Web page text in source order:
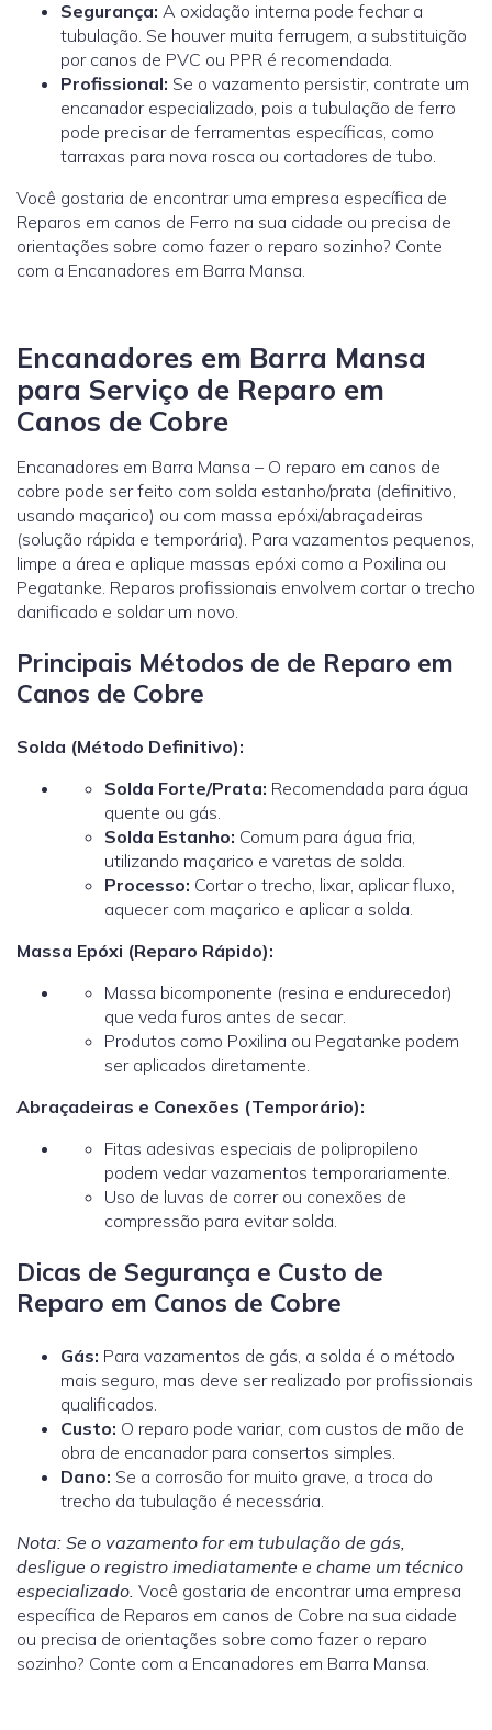
Segurança: A oxidação interna pode fechar a
tubulação. Se houver muita ferrugem, a substituição
por canos de PVC ou PPR é recomendada.
Profissional: Se o vazamento persistir, contrate um
encanador especializado, pois a tubulação de ferro
pode precisar de ferramentas específicas, como
tarraxas para nova rosca ou cortadores de tubo.
Você gostaria de encontrar uma empresa específica de
Reparos em canos de Ferro na sua cidade ou precisa de
orientações sobre como fazer o reparo sozinho? Conte
com a Encanadores em Barra Mansa.
Encanadores em Barra Mansa
para Serviço de Reparo em
Canos de Cobre
Encanadores em Barra Mansa – O reparo em canos de
cobre pode ser feito com solda estanho/prata (definitivo,
usando maçarico) ou com massa epóxi/abraçadeiras
(solução rápida e temporária). Para vazamentos pequenos,
limpe a área e aplique massas epóxi como a Poxilina ou
Pegatanke. Reparos profissionais envolvem cortar o trecho
danificado e soldar um novo.
Principais Métodos de de Reparo em
Canos de Cobre
Solda (Método Definitivo):
Solda Forte/Prata: Recomendada para água
quente ou gás.
Solda Estanho: Comum para água fria,
utilizando maçarico e varetas de solda.
Processo: Cortar o trecho, lixar, aplicar fluxo,
aquecer com maçarico e aplicar a solda.
Massa Epóxi (Reparo Rápido):
Massa bicomponente (resina e endurecedor)
que veda furos antes de secar.
Produtos como Poxilina ou Pegatanke podem
ser aplicados diretamente.
Abraçadeiras e Conexões (Temporário):
Fitas adesivas especiais de polipropileno
podem vedar vazamentos temporariamente.
Uso de luvas de correr ou conexões de
compressão para evitar solda.
Dicas de Segurança e Custo de
Reparo em Canos de Cobre
Gás: Para vazamentos de gás, a solda é o método
mais seguro, mas deve ser realizado por profissionais
qualificados.
Custo: O reparo pode variar, com custos de mão de
obra de encanadorpara consertos simples.
Dano: Se a corrosão for muito grave, a troca do
trecho da tubulação é necessária.
Nota: Se o vazamento for em tubulação de gás,
desligue o registro imediatamente e chame um técnico
especializado. Você gostaria de encontrar uma empresa
específica de Reparos em canos de Cobre na sua cidade
ou precisa de orientações sobre como fazer o reparo
sozinho? Conte com a Encanadores em Barra Mansa.